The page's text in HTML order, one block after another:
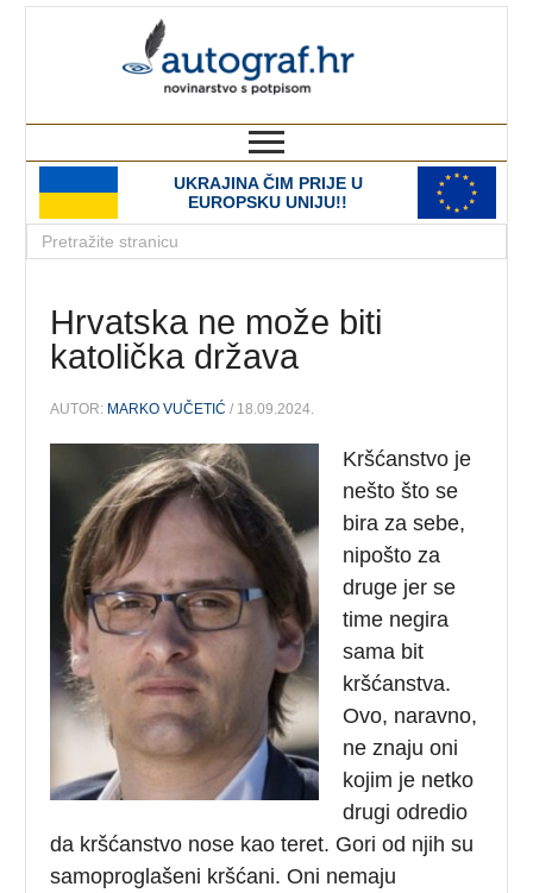
UKRAJINA ČIM PRIJE U
EUROPSKU UNIJU!!
Hrvatska ne može biti
katolička država
AUTOR: MARKO VUČETIĆ / 18.09.2024.
Kršćanstvo je
nešto što se
bira za sebe,
nipošto za
druge jer se
time negira
sama bit
kršćanstva.
Ovo, naravno,
ne znaju oni
kojim je netko
drugi odredio
da kršćanstvo nose kao teret. Gori od njih su
samoproglašeni kršćani. Oni nemaju